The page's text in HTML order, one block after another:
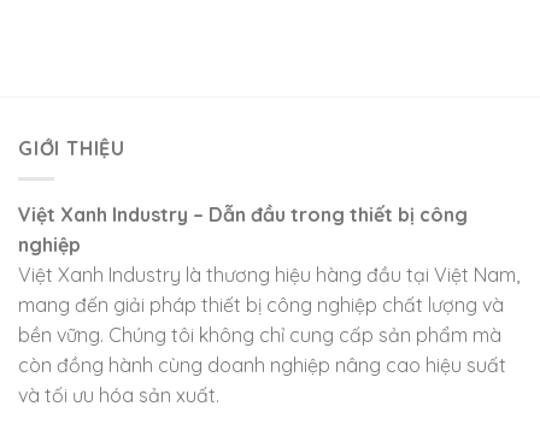
GIỚI THIỆU
Việt Xanh Industry – Dẫn đầu trong thiết bị công
nghiệp
Việt Xanh Industry là thương hiệu hàng đầu tại Việt Nam,
mang đến giải pháp thiết bị công nghiệp chất lượng và
bền vững. Chúng tôi không chỉ cung cấp sản phẩm mà
còn đồng hành cùng doanh nghiệp nâng cao hiệu suất
và tối ưu hóa sản xuất.